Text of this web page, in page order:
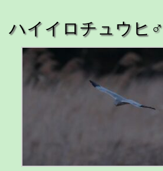
ハイイロチュウヒ♂